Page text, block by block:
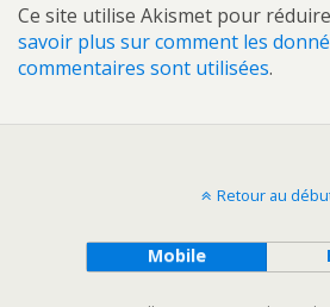
Ce site utilise Akismet pour
savoir plus sur comment les
commentaires sont utilisées.
Retour au
Mobile